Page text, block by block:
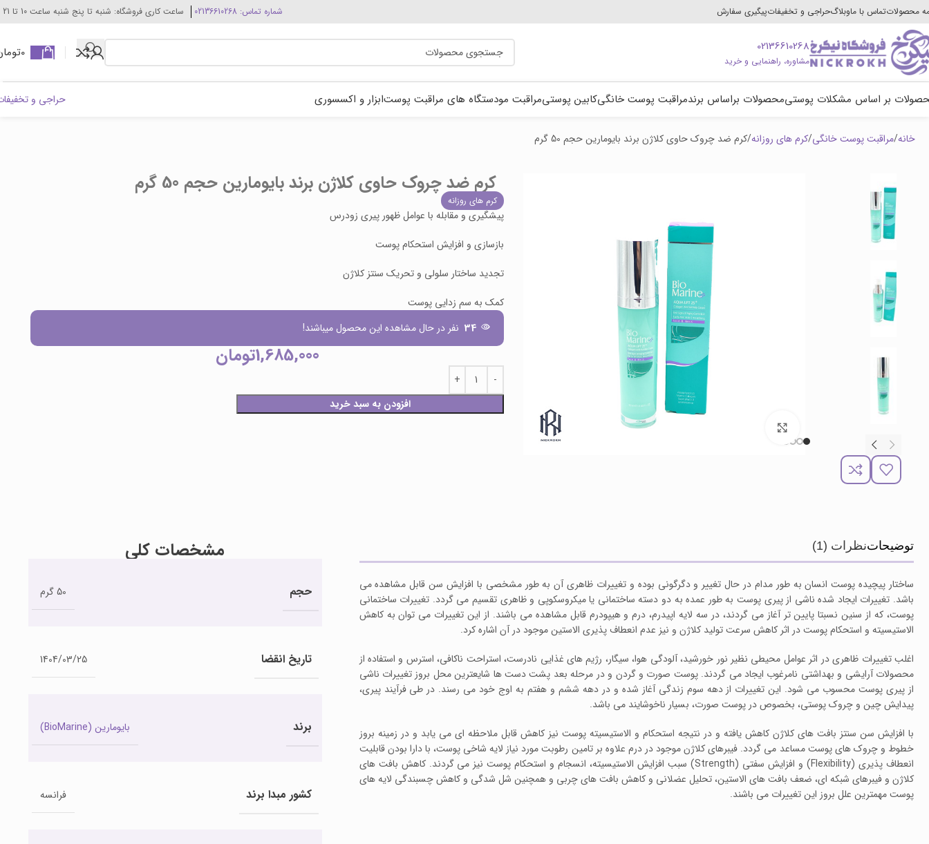
محصولاتتماس با ماوبلاگحراجی و تخفیفاتپیگیری سفارش شماره تماس: 02136610268 ساعت کاری فروشگاه: شنبه تا پنج شنبه ساعت 10 تا 21
02136610268
مشاوره، راهنمایی و خرید
0
بر اساس مشکلات پوستیمحصولات براساس برندمراقبت پوست خانگیکابین پوستیمراقبت مودستگاه های مراقبت پوستابزار و اکسسوری حراجی و
خانه مراقبت پوست خانگی کرم های روزانه کرم ضد چروک حاوی کلاژن برند بایومارین حجم 50 گرم
کرم ضد چروک حاوی کلاژن برند بایومارین حجم 50 گرم
کرم های روزانه
پیشگیری و مقابله با عوامل ظهور پیری زودرس
بازسازی و افزایش استحکام پوست
تجدید ساختار سلولی و تحریک سنتز کلاژن
کمک به سم زدایی پوست
34 نفر در حال مشاهده این محصول میباشند!
1,685,000تومان
افزودن به سبد خرید
توضیحاتنظرات (1)
ساختار پیچیده پوست انسان به طور مدام در حال تغییر و دگرگونی بوده و تغییرات ظاهری آن به طور مشخصی با افزایش سن قابل مشاهده می
باشد. تغییرات ایجاد شده ناشی از پیری پوست به طور عمده به دو دسته ساختمانی یا میکروسکوپی و ظاهری تقسیم می گردد. تغییرات ساختمانی
پوست، که از سنین نسبتا پایین تر آغاز می گردند، در سه لایه اپیدرم، درم و هیپودرم قابل مشاهده می باشند. از این تغییرات می توان به کاهش
الاستیسیته و استحکام پوست در اثر کاهش سرعت تولید کلاژن و نیز عدم انعطاف پذیری الاستین موجود در آن اشاره کرد.
اغلب تغییرات ظاهری در اثر عوامل محیطی نظیر نور خورشید، آلودگی هوا، سیگار، رژیم های غذایی نادرست، استراحت ناکافی، استرس و استفاده از
محصولات آرایشی و بهداشتی نامرغوب ایجاد می گردند. پوست صورت و گردن و در مرحله بعد پشت دست ها شایعترین محل بروز تغییرات ناشی
از پیری پوست محسوب می شود. این تغییرات از دهه سوم زندگی آغاز شده و در دهه ششم و هفتم به اوج خود می رسند. در طی فرآیند پیری،
پیدایش چین و چروک پوستی، بخصوص در پوست صورت، بسیار ناخوشایند می باشد.
با افزایش سن سنتز بافت های کلاژن کاهش یافته و در نتیجه استحکام و الاستیسیته پوست نیز کاهش قابل ملاحظه ای می یابد و در زمینه بروز
خطوط و چروک های پوست مساعد می گردد. فیبرهای کلاژن موجود در درم علاوه بر تامین رطوبت مورد نیاز لایه شاخی پوست، با دارا بودن قابلیت
انعطاف پذیری (Flexibility) و افزایش سفتی (Strength) سبب افزایش الاستیسیته، انسجام و استحکام پوست نیز می گردند. کاهش بافت های
کلاژن و فیبرهای شبکه ای، ضعف بافت های الاستین، تحلیل عضلانی و کاهش بافت های چربی و همچنین شل شدگی و کاهش چسبندگی لایه های
پوست مهمترین علل بروز این تغییرات می باشند.
مشخصات کلی
حجم 50 گرم
تاریخ انقضا 1404/03/25
برند بایومارین (BioMarine)
کشور مبدا برند فرانسه